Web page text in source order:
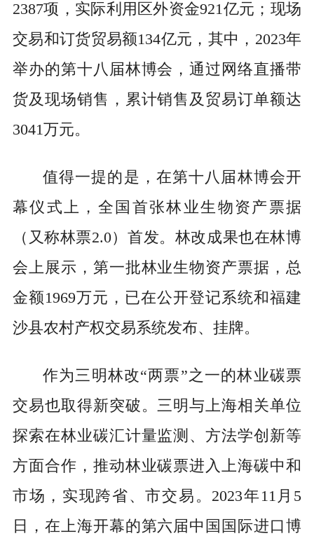
2387项，实际利用区外资金921亿元；现场
交易和订货贸易额134亿元，其中，2023年
举办的第十八届林博会，通过网络直播带
货及现场销售，累计销售及贸易订单额达
3041万元。
值得一提的是，在第十八届林博会开
幕仪式上，全国首张林业生物资产票据
（又称林票2.0）首发。林改成果也在林博
会上展示，第一批林业生物资产票据，总
金额1969万元，已在公开登记系统和福建
沙县农村产权交易系统发布、挂牌。
作为三明林改“两票”之一的林业碳票
交易也取得新突破。三明与上海相关单位
探索在林业碳汇计量监测、方法学创新等
方面合作，推动林业碳票进入上海碳中和
市场，实现跨省、市交易。2023年11月5
日，在上海开幕的第六届中国国际进口博